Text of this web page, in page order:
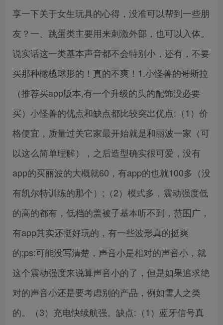
享一下关于女生玩具的心得，没准可以帮到一些朋
友？一、跳蛋类主要用来刺激外部，也可以入体。
说实话这一类基本声音都不会特别小，还有，不要
买那种橄榄球形的！真的不爽！1.小怪兽的哥斯拉
（推荐买app版本,有一个升级的头的配饰没必要
买）小怪兽的优点和缺点都比较突出优点:（1）价
格便宜，质量过关它家最开始就是和丽波一家（可
以这么简单理解），之后造型确实很可爱，没有
app的买丽波的大概就60，有app的也就100多（没
有凯尔特训练的那个）;（2）模式多，震动强度低
的高的都有，低档的盖被子基本听不到，范围广，
有app其实还挺好玩的，有一些波形真的挺爽
的;ps:可能没写清楚，声音小是相对的声音小，就
这个震动强度来说算声音小的了，但是如果追求绝
对的声音小还是要考虑别的产品，例如雪人之类
的。（3）充电快续航强。缺点:（1）蓝牙信号真